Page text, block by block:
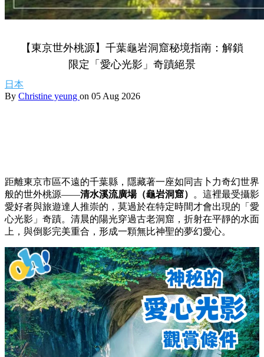
【東京世外桃源】千葉龜岩洞窟秘境指南：解鎖
限定「愛心光影」奇蹟絕景
日本
By Christine yeung on 05 Aug 2026
距離東京市區不遠的千葉縣，隱藏著一座如同吉卜力奇幻世界
般的世外桃源——清水溪流廣場（龜岩洞窟） 。這裡最受攝影
愛好者與旅遊達人推崇的，莫過於在特定時間才會出現的「愛
心光影」奇蹟。清晨的陽光穿過古老洞窟，折射在平靜的水面
上，與倒影完美重合，形成一顆無比神聖的夢幻愛心。